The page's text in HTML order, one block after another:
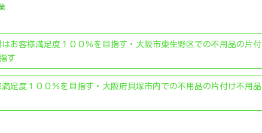
お客様満足度１００％を目指す・大阪市東生野区での不用品の片付
す
足度１００％を目指す・大阪府貝塚市内での不用品の片付け不用品